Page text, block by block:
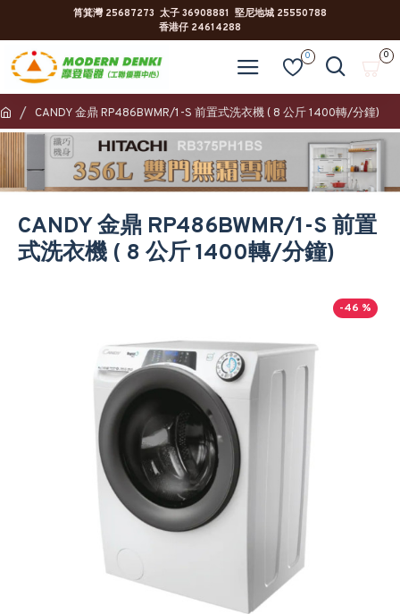
筲箕灣 25687273 太子 36908881 堅尼地城 25550788
香港仔 24614288
0 0
CANDY 金鼎 RP486BWMR/1-S 前置式洗衣機 ( 8 公斤 1400轉/分鐘)
CANDY 金鼎 RP486BWMR/1-S 前置
式洗衣機 ( 8 公斤 1400轉/分鐘)
-46 %